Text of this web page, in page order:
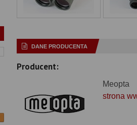
DANE PRODUCENTA
Producent:
Meopta
strona